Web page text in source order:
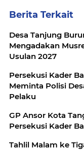
Berita Terkait
Desa Tanjung
Mengadakan
Usulan 2027
Persekusi Kader
Meminta Polisi
Pelaku
GP Ansor Kota
Persekusi Kader
Tahlil Malam ke